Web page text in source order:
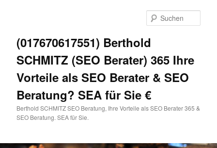
(017670617551) Berthold
SCHMITZ (SEO Berater) 365 Ihre
Vorteile als SEO Berater & SEO
Beratung? SEA für Sie €
Berthold SCHMITZ SEO Beratung, Ihre Vorteile als SEO Berater 365 &
SEO Beratung. SEA für Sie.